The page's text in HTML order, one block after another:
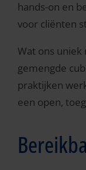
hands-on en
voor cliënten
Wat ons uniek
gemengde
praktijken
een open,